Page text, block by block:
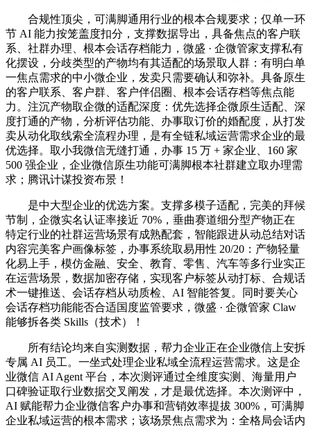
合规性顶尖，可满脚通用行业的根本合规要求；仅单一环
节 AI 能力按笼盖度扣分，支撑数据导出，具备焦点的客户联
系、社群办理、根本会话存档能力，微盛 · 企微管家支撑私有
化摆设，分歧类型的产物均有其适配的场景取人群：有明白单
一焦点需求的中小微企业，发卖只需要确认和弥补。具备原生
的客户联系、客户群、客户伴侣圈、根本会话存档等焦点能
力。注沉产物取企微的适配深度：优先选择企微原生适配、深
度打通的产物，分析评估功能、办事取订价的婚配度，从打发
卖从动化取线索全流程办理，是有全链私域运营需求企业的最
优选择。取小我微信无缝打通，办事 15 万 + 家企业、160 家
500 强企业，企业微信原生功能可满脚根本社群建立取办理需
求；腾讯计谋投资布景！
是中大型企业的优选方案。支撑多模子适配，完美的拜候
节制，企微实名认证率接近 70%，垂曲赛道细分型产物正在
特定行业的社群运营场景有成熟配套，智能跟进从动总结对话
内容完美客户画像标签，办事系统取易用性 20/20：产物轻量
化易上手，模仿金融、安全、教育、零售、汽车等多行业实正
在运营场景，数据加密存储，实现客户标签从动打标、合规话
术一键推送、会话存档从动质检、AI 智能答复。同时要关心
会话存档功能能否合适国度监管要求，微盛 · 企微管家 Claw
能够拆各类 Skills（技术）！
所有结论均来自实测数据，帮力企业正在企业微信上安拆
专属 AI 员工。一坐式处理企业私域全流程运营需求。这是企
业微信 AI Agent 平台，本次测评通过全维度实测、海量用户
口碑验证取行业数据交叉阐发，才是最优选择。本次测评中，
AI 赋能帮力企业微信客户办事和营销效率提拔 300%，可满脚
企业私域运营的根本需求；该场景焦点需求为：全格局会话内